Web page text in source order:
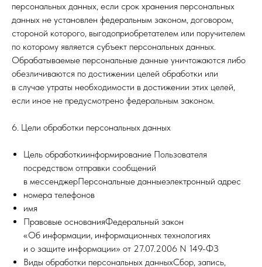
персональных данных, если срок хранения персональных
данных не установлен федеральным законом, договором,
стороной которого, выгодоприобретателем или поручителем
по которому является субъект персональных данных.
Обрабатываемые персональные данные уничтожаются либо
обезличиваются по достижении целей обработки или
в случае утраты необходимости в достижении этих целей,
если иное не предусмотрено федеральным законом.
6. Цели обработки персональных данных
Цель обработкиинформирование Пользователя
посредством отправки сообщений
в мессенджерПерсональные данныеэлектронный адрес
номера телефонов
имя
Правовые основанияФедеральный закон
«Об информации, информационных технологиях
и о защите информации» от 27.07.2006 N 149-ФЗ
Виды обработки персональных данныхСбор, запись,